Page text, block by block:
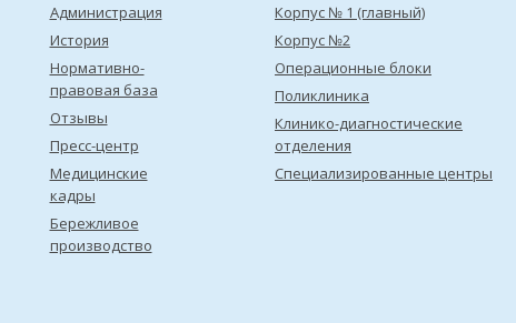
Администрация
История
Нормативно-
правовая база
Отзывы
Пресс-центр
Медицинские
кадры
Бережливое
производство
Корпус № 1 (главный)
Корпус №2
Операционные блоки
Поликлиника
Клинико-диагностические
отделения
Специализированные центры